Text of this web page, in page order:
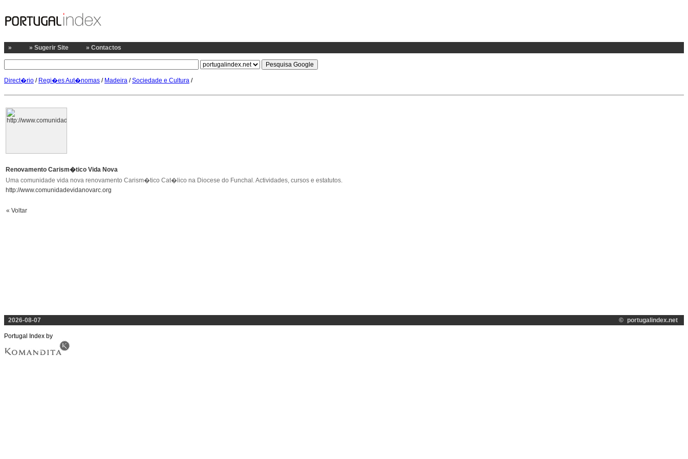
» » Sugerir Site » Contactos
Direct�rio / Regi�es Aut�nomas / Madeira /Sociedade e Cultura /
Renovamento Carism�tico Vida Nova
Uma comunidade vida nova renovamento Carism�tico Cat�lico na Diocese do Funchal. Actividades, cursos e estatutos.
http://www.comunidadevidanovarc.org
« Voltar
2026-08-07 © portugalindex.net
Portugal Index by